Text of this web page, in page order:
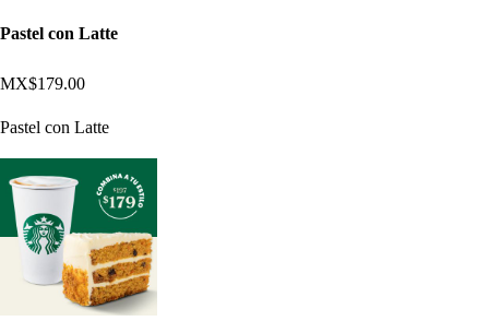
Pastel con Latte
MX$179.00
Pastel con Latte